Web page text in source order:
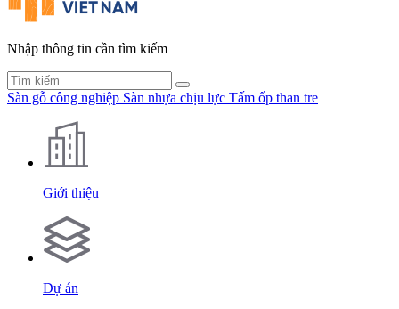
Nhập thông tin cần tìm kiếm
Sàn gỗ công nghiệp Sàn nhựa chịu lực Tấm ốp than tre
Giới thiệu
Dự án